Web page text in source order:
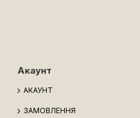
Акаунт
АКАУНТ
ЗАМОВЛЕННЯ